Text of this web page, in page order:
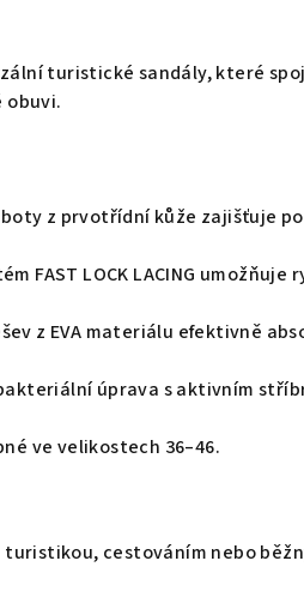
turistické sandály, které
z prvotřídní kůže zajišťuje
FAST LOCK LACING
z EVA materiálu efektivně
úprava s aktivním
ve velikostech 36–46.
cestováním nebo